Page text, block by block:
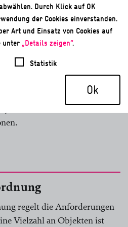
Mitfinanzierung einer
durch mindestens zwei
regelt die Anforderungen
Vielzahl an Objekten ist
Durch Klick auf OK
der Cookies einverstanden.
Art und Einsatz von Cookies auf
unter„Details zeigen“.
Statistik
Ok